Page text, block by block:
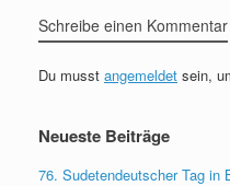
Schreibe einen Kommentar
Du musst angemeldet sein,
Neueste Beiträge
76. Sudetendeutscher Tag in